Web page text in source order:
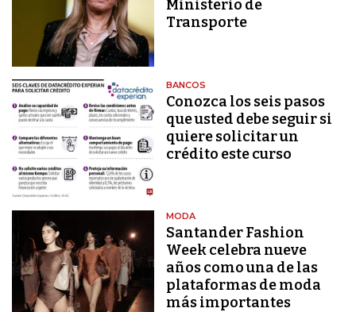
Ministerio de
Transporte
BANCOS
Conozca los seis pasos
que usted debe seguir si
quiere solicitar un
crédito este curso
MODA
Santander Fashion
Week celebra nueve
años como una de las
plataformas de moda
más importantes